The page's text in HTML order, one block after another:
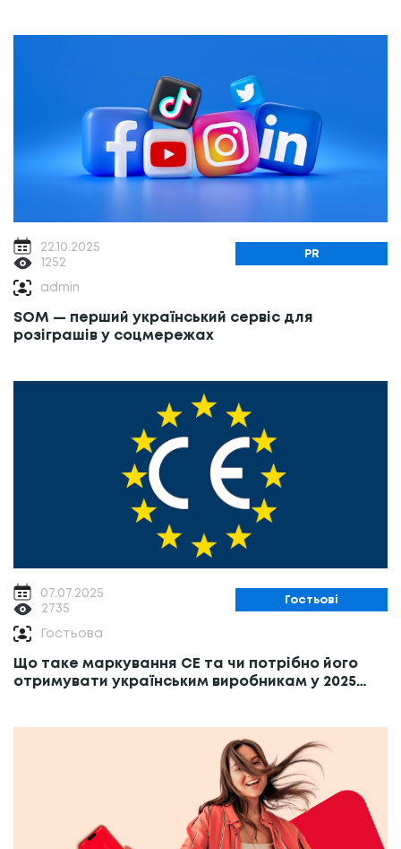
22.10.2025
1252
PR
admin
SOM — перший український сервіс для
розіграшів у соцмережах
07.07.2025
2735
Гостьові
Гостьова
Що таке маркування СЕ та чи потрібно його
отримувати українським виробникам у 2025